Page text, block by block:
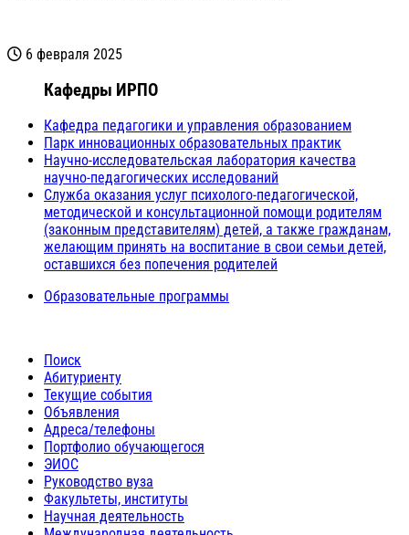
6 февраля 2025
Кафедры ИРПО
Кафедра педагогики и управления образованием
Парк инновационных образовательных практик
Научно-исследовательская лаборатория качества
научно-педагогических исследований
Служба оказания услуг психолого-педагогической,
методической и консультационной помощи родителям
(законным представителям) детей, а также гражданам,
желающим принять на воспитание в свои семьи детей,
оставшихся без попечения родителей
Образовательные программы
Поиск
Абитуриенту
Текущие события
Объявления
Адреса/телефоны
Портфолио обучающегося
ЭИОС
Руководство вуза
Факультеты, институты
Научная деятельность